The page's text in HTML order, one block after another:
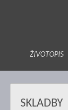
ŽIVOTOPIS
SKLADBY